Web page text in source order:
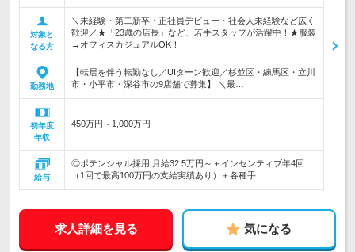
対象と
なる方
＼未経験・第二新卒・正社員デビュー・社会人未経験など広く
歓迎／★「23歳の店長」など、若手スタッフが活躍中！★服装
→オフィスカジュアルOK！
勤務地
【転居を伴う転勤なし／UIターン歓迎／杉並区・練馬区・立川
市・小平市・深谷市の9店舗で募集】 ＼最…
初年度
年収
450万円～1,000万円
給与
◎ポテンシャル採用 月給32.5万円～＋インセンティブ年4回
（1回で最高100万円の支給実績あり）＋各種手…
求人詳細を見る 気になる